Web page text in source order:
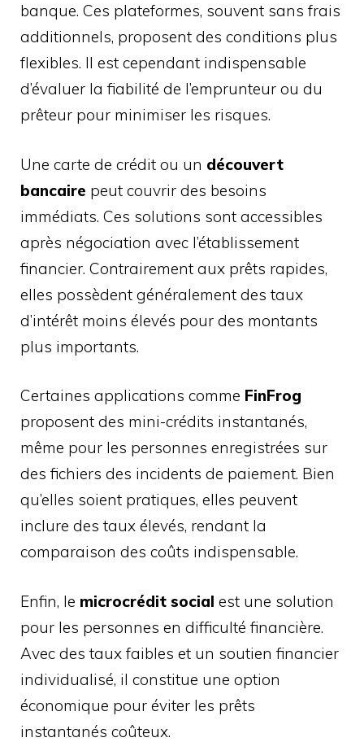
banque. Ces plateformes, souvent sans frais
additionnels, proposent des conditions plus
flexibles. Il est cependant indispensable
d’évaluer la fiabilité de l’emprunteur ou du
prêteur pour minimiser les risques.
Une carte de crédit ou un découvert
bancaire peut couvrir des besoins
immédiats. Ces solutions sont accessibles
après négociation avec l’établissement
financier. Contrairement aux prêts rapides,
elles possèdent généralement des taux
d’intérêt moins élevés pour des montants
plus importants.
Certaines applications comme FinFrog
proposent des mini-crédits instantanés,
même pour les personnes enregistrées sur
des fichiers des incidents de paiement. Bien
qu’elles soient pratiques, elles peuvent
inclure des taux élevés, rendant la
comparaison des coûts indispensable.
Enfin, le microcrédit social est une solution
pour les personnes en difficulté financière.
Avec des taux faibles et un soutien financier
individualisé, il constitue une option
économique pour éviter les prêts
instantanés coûteux.